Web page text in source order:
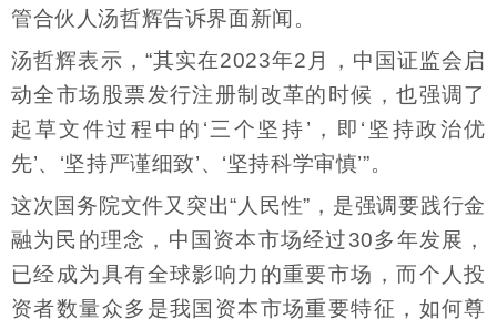
管合伙人汤哲辉告诉界面新闻。
汤哲辉表示，“其实在2023年2月，中国证监会启
动全市场股票发行注册制改革的时候，也强调了
起草文件过程中的‘三个坚持’，即‘坚持政治优
先’、‘坚持严谨细致’、‘坚持科学审慎’”。
这次国务院文件又突出“人民性”，是强调要践行金
融为民的理念，中国资本市场经过30多年发展，
已经成为具有全球影响力的重要市场，而个人投
资者数量众多是我国资本市场重要特征，如何尊